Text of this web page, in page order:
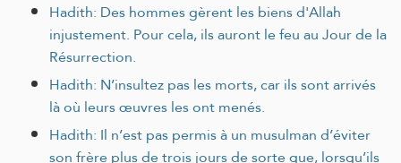
Hadith: Des hommes gèrent les biens d'Allah
injustement. Pour cela, ils auront le feu au Jour de la
Résurrection.
Hadith: N’insultez pas les morts, car ils sont arrivés
là où leurs œuvres les ont menés.
Hadith: Il n’est pas permis à un musulman d’éviter
son frère plus de trois jours de sorte que, lorsqu’ils